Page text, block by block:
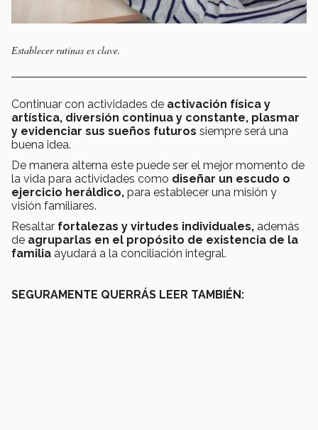
Establecer rutinas es clave.
Continuar con actividades de activación física y
artística, diversión continua y constante, plasmar
y evidenciar sus sueños futuros siempre será una
buena idea.
De manera alterna este puede ser el mejor momento de
la vida para actividades como diseñar un escudo o
ejercicio heráldico, para establecer una misión y
visión familiares.
Resaltar fortalezas y virtudes individuales, además
de agruparlas en el propósito de existencia de la
familia ayudará a la conciliación integral.
SEGURAMENTE QUERRÁS LEER TAMBIÉN: